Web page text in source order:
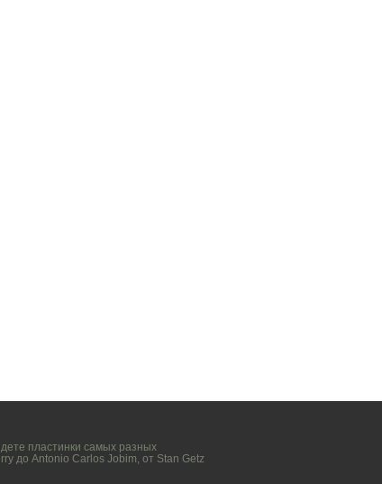
пластинки самых разных
до Antonio Carlos Jobim, от Stan Getz